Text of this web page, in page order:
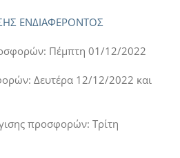
ΕΝΔΙΑΦΕΡΟΝΤΟΣ
Πέμπτη 01/12/2022
Δευτέρα 12/12/2022 και
προσφορών: Τρίτη